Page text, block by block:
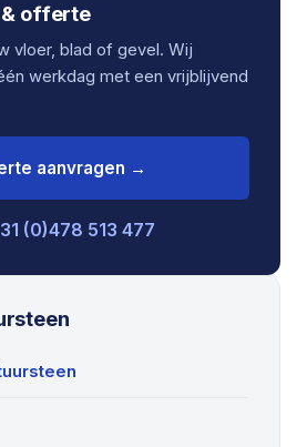
& offerte
vloer, blad of gevel. Wij
werkdag met een vrijblijvend
aanvragen →
(0)478 513 477